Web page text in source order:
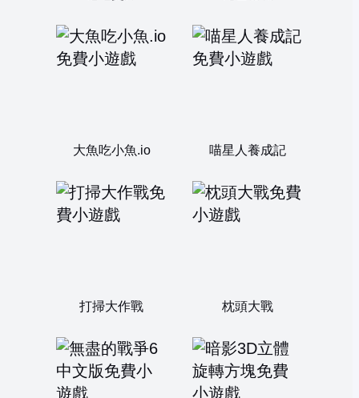
大魚吃小魚.io 喵星人養成記
打掃大作戰 枕頭大戰